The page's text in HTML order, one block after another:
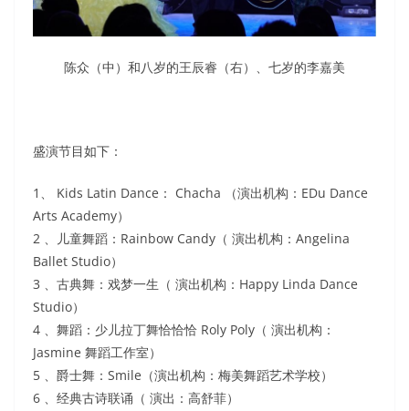
陈众（中）和八岁的王辰睿（右）、七岁的李嘉美
盛演节目如下：
1、 Kids Latin Dance： Chacha （演出机构：EDu Dance
Arts Academy）
2 、儿童舞蹈：Rainbow Candy（ 演出机构：Angelina
Ballet Studio）
3 、古典舞：戏梦一生（ 演出机构：Happy Linda Dance
Studio）
4 、舞蹈：少儿拉丁舞恰恰恰 Roly Poly（ 演出机构：
Jasmine 舞蹈工作室）
5 、爵士舞：Smile（演出机构：梅美舞蹈艺术学校）
6 、经典古诗联诵（ 演出：高舒菲）